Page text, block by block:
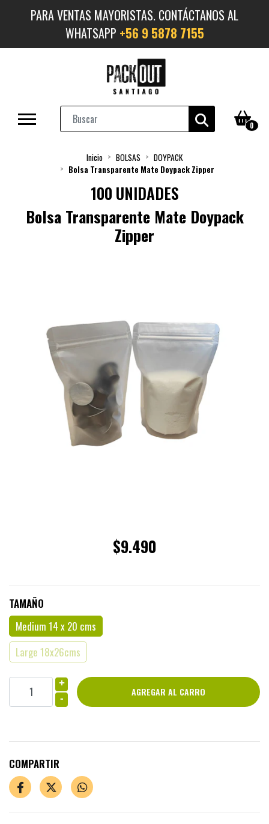
PARA VENTAS MAYORISTAS. CONTÁCTANOS AL
WHATSAPP +56 9 5878 7155
0
Inicio BOLSAS
DOYPACK
Bolsa Transparente Mate Doypack Zipper
100 UNIDADES
Bolsa Transparente Mate Doypack
Zipper
$9.490
TAMAÑO
Medium 14 x 20 cms
Large 18x26cms
+
-
COMPARTIR